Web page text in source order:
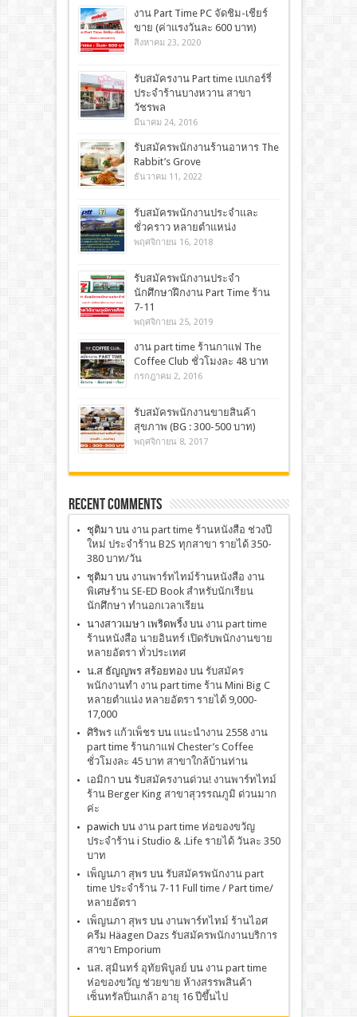
งาน Part Time PC จัดชิม-เชียร์
ขาย (ค่าแรงวันละ 600 บาท)
สิงหาคม 23, 2020
รับสมัครงาน Part time เบเกอร์รี่
ประจำร้านบางหวาน สาขา
วัชรพล
มีนาคม 24, 2016
รับสมัครพนักงานร้านอาหาร The
Rabbit’s Grove
ธันวาคม 11, 2022
รับสมัครพนักงานประจำและ
ชั่วคราว หลายตำแหน่ง
พฤศจิกายน 16, 2018
รับสมัครพนักงานประจำ
นักศึกษาฝึกงาน Part Time ร้าน
7-11
พฤศจิกายน 25, 2019
งาน part time ร้านกาแฟ The
Coffee Club ชั่วโมงละ 48 บาท
กรกฎาคม 2, 2016
รับสมัครพนักงานขายสินค้า
สุขภาพ (BG : 300-500 บาท)
พฤศจิกายน 8, 2017
Recent Comments
ชุติมา บน งาน part time ร้านหนังสือ ช่วงปี
ใหม่ ประจำร้าน B2S ทุกสาขา รายได้ 350-
380 บาท/วัน
ชุติมา บน งานพาร์ทไทม์ร้านหนังสือ งาน
พิเศษร้าน SE-ED Book สำหรับนักเรียน
นักศึกษา ทำนอกเวลาเรียน
นางสาวเมษา เพริดพริ้งบน งาน part time
ร้านหนังสือ นายอินทร์ เปิดรับพนักงานขาย
หลายอัตรา ทั่วประเทศ
น.ส ธัญญพร สร้อยทองบน รับสมัคร
พนักงานทำ งาน part time ร้าน Mini Big C
หลายตำแน่ง หลายอัตรา รายได้ 9,000-
17,000
ศิริพร แก้วเพ็ชรบน เเนะนำงาน 2558 งาน
part time ร้านกาแฟ Chester’s Coffee
ชั่วโมงละ 45 บาท สาขาใกล้บ้านท่าน
เอมิกา บน รับสมัครงานด่วน! งานพาร์ทไทม์
ร้าน Berger King สาขาสุวรรณภูมิ ด่วนมาก
ค่ะ
pawich บน งาน part time ห่อของขวัญ
ประจำร้าน i Studio & .Life รายได้ วันละ 350
บาท
เพ็ญนภา สุพรบน รับสมัครพนักงาน part
time ประจำร้าน 7-11 Full time / Part time/
หลายอัตรา
เพ็ญนภา สุพรบน งานพาร์ทไทม์ ร้านไอศ
ครีม Häagen Dazs รับสมัครพนักงานบริการ
สาขา Emporium
นส. สุมินทร์ อุทัยพิบูลย์ บน งาน part time
ห่อของขวัญ ช่วยขาย ห้างสรรพสินค้า
เซ็นทรัลปิ่นเกล้า อายุ 16 ปีขึ้นไป